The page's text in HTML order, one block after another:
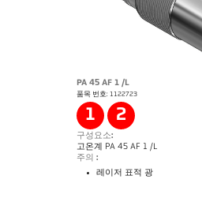
PA 45 AF 1 /L
품목 번호: 1122723
1 2
구성요소:
고온계 PA 45 AF 1 /L
주의 :
레이저 표적 광
제품 카다로그 Cellatemp PA